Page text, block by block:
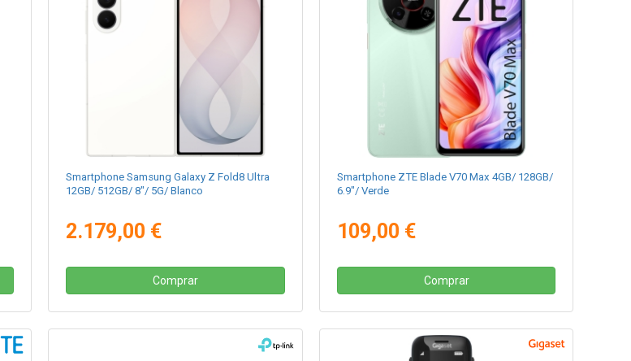
Smartphone Samsung Galaxy Z Fold8 Ultra
12GB/ 512GB/ 8"/ 5G/ Blanco
2.179,00 €
Comprar
Smartphone ZTE Blade V70 Max 4GB/ 128GB/
6.9"/ Verde
109,00 €
Comprar